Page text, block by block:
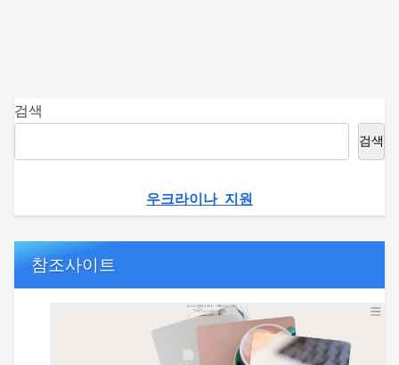
검색
검색
우크라이나 지원
참조사이트